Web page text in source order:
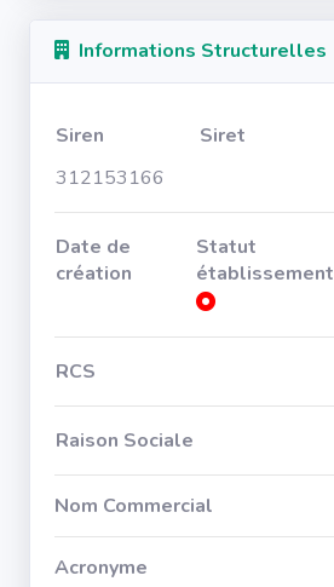
Informations Structurelles
Siren Siret
312153166
Date de
création
Statut
établissement
RCS
Raison Sociale
Nom Commercial
Acronyme